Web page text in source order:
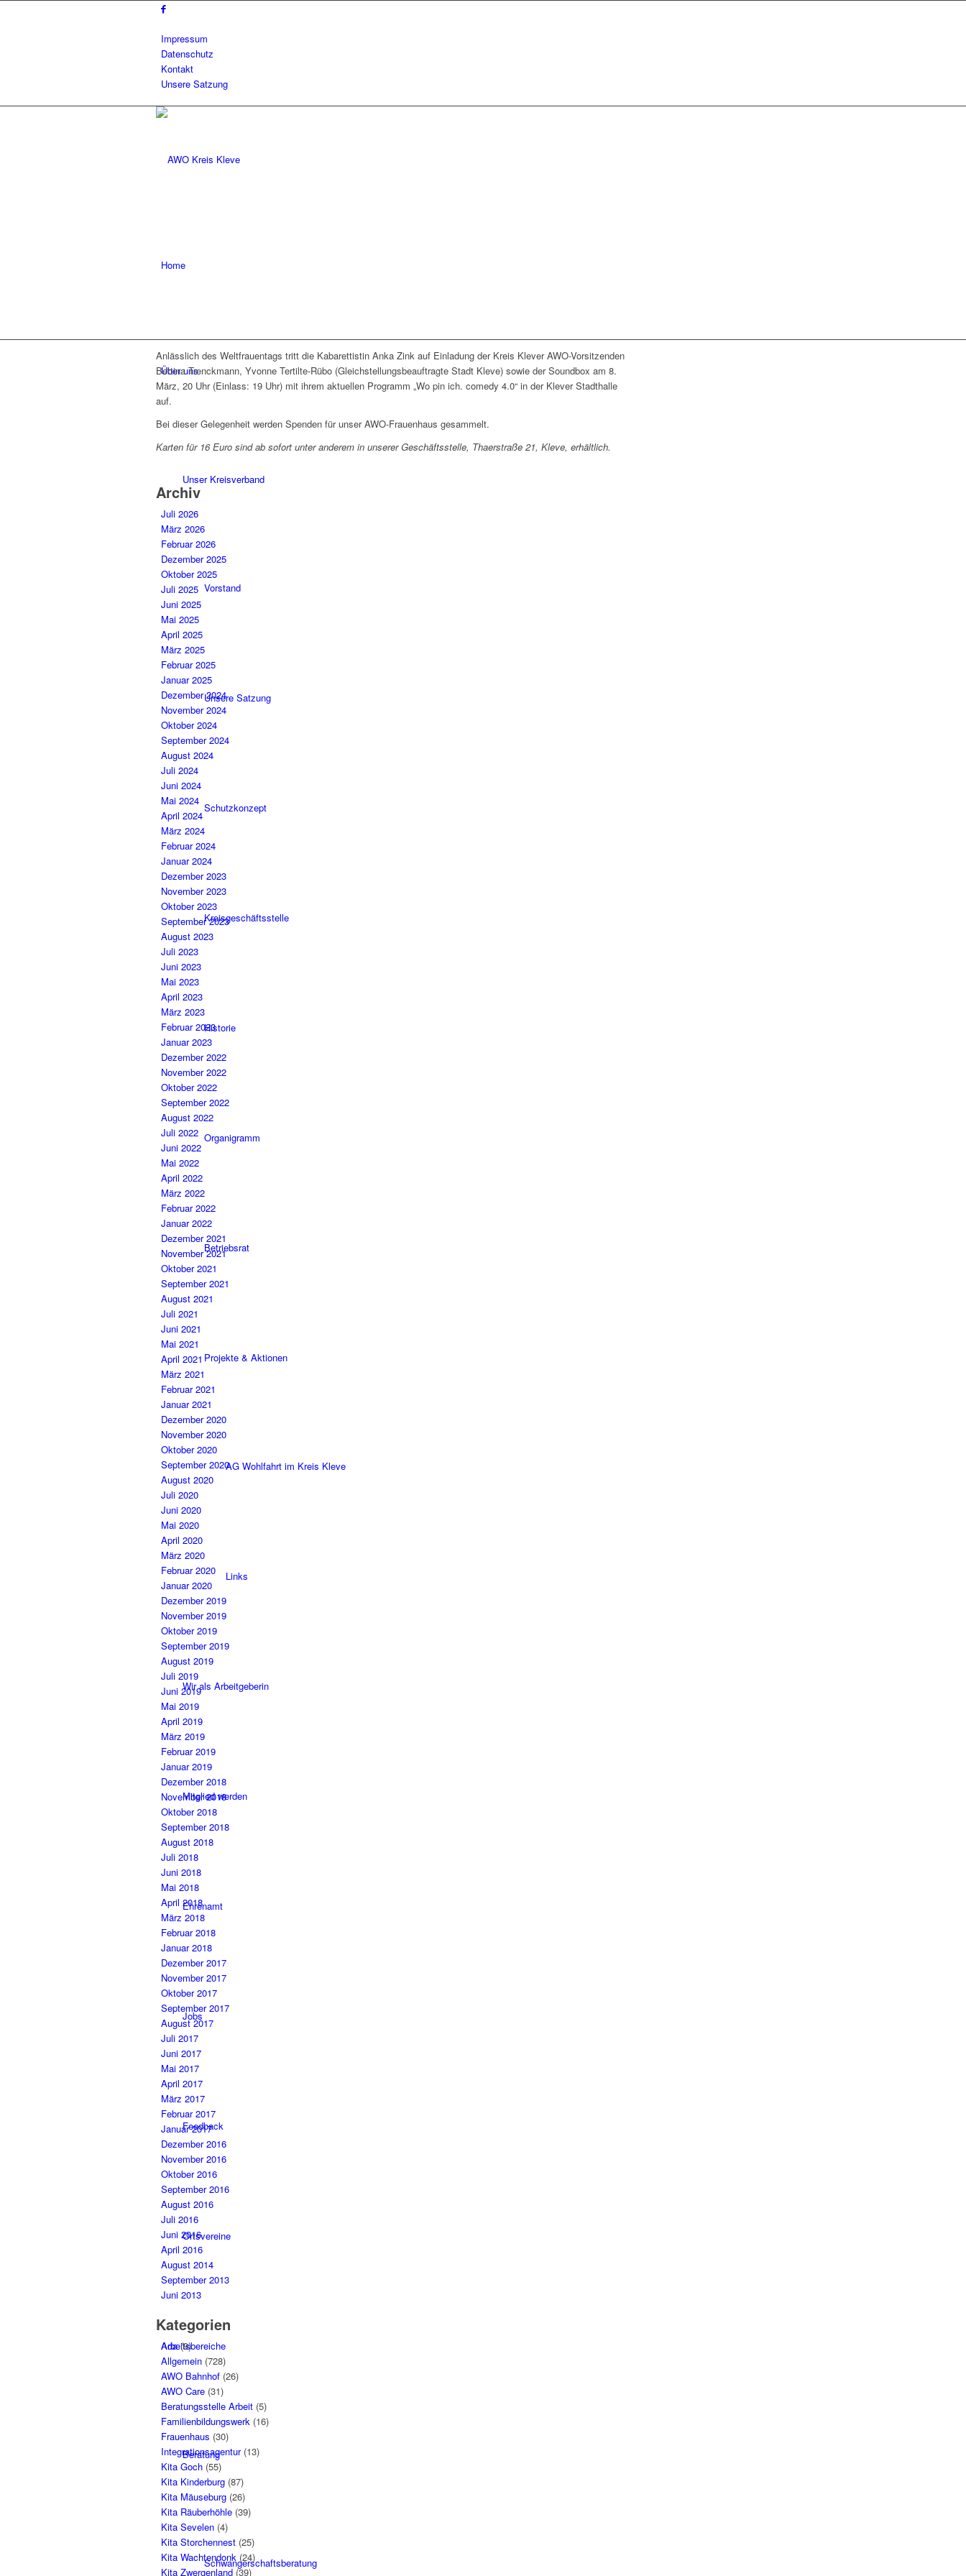
Impressum
Datenschutz
Kontakt
Unsere Satzung
Home
Über uns
Unser Kreisverband
Vorstand
Unsere Satzung
Schutzkonzept
Kreisgeschäftsstelle
Historie
Organigramm
Betriebsrat
Projekte & Aktionen
AG Wohlfahrt im Kreis Kleve
Links
Wir als Arbeitgeberin
Mitglied werden
Ehrenamt
Jobs
Feedback
Ortsvereine
Arbeitsbereiche
Beratung
Schwangerschaftsberatung
Anlässlich des Weltfrauentags tritt die Kabarettistin Anka Zink auf Einladung der Kreis Klever AWO-Vorsitzenden
Bettina Trenckmann, Yvonne Tertilte-Rübo (Gleichstellungsbeauftragte Stadt Kleve) sowie der Soundbox am 8.
März, 20 Uhr (Einlass: 19 Uhr) mit ihrem aktuellen Programm „Wo pin ich. comedy 4.0“ in der Klever Stadthalle
auf.
Bei dieser Gelegenheit werden Spenden für unser AWO-Frauenhaus gesammelt.
Karten für 16 Euro sind ab sofort unter anderem in unserer Geschäftsstelle, Thaerstraße 21, Kleve, erhältlich.
Archiv
Juli 2026
März 2026
Februar 2026
Dezember 2025
Oktober 2025
Juli 2025
Juni 2025
Mai 2025
April 2025
März 2025
Februar 2025
Januar 2025
Dezember 2024
November 2024
Oktober 2024
September 2024
August 2024
Juli 2024
Juni 2024
Mai 2024
April 2024
März 2024
Februar 2024
Januar 2024
Dezember 2023
November 2023
Oktober 2023
September 2023
August 2023
Juli 2023
Juni 2023
Mai 2023
April 2023
März 2023
Februar 2023
Januar 2023
Dezember 2022
November 2022
Oktober 2022
September 2022
August 2022
Juli 2022
Juni 2022
Mai 2022
April 2022
März 2022
Februar 2022
Januar 2022
Dezember 2021
November 2021
Oktober 2021
September 2021
August 2021
Juli 2021
Juni 2021
Mai 2021
April 2021
März 2021
Februar 2021
Januar 2021
Dezember 2020
November 2020
Oktober 2020
September 2020
August 2020
Juli 2020
Juni 2020
Mai 2020
April 2020
März 2020
Februar 2020
Januar 2020
Dezember 2019
November 2019
Oktober 2019
September 2019
August 2019
Juli 2019
Juni 2019
Mai 2019
April 2019
März 2019
Februar 2019
Januar 2019
Dezember 2018
November 2018
Oktober 2018
September 2018
August 2018
Juli 2018
Juni 2018
Mai 2018
April 2018
März 2018
Februar 2018
Januar 2018
Dezember 2017
November 2017
Oktober 2017
September 2017
August 2017
Juli 2017
Juni 2017
Mai 2017
April 2017
März 2017
Februar 2017
Januar 2017
Dezember 2016
November 2016
Oktober 2016
September 2016
August 2016
Juli 2016
Juni 2016
April 2016
August 2014
September 2013
Juni 2013
Kategorien
Ada(9)
Allgemein (728)
AWO Bahnhof (26)
AWO Care (31)
Beratungsstelle Arbeit (5)
Familienbildungswerk (16)
Frauenhaus (30)
Integrationsagentur(13)
Kita Goch (55)
Kita Kinderburg (87)
Kita Mäuseburg (26)
Kita Räuberhöhle (39)
Kita Sevelen (4)
Kita Storchennest (25)
Kita Wachtendonk (24)
Kita Zwergenland (39)